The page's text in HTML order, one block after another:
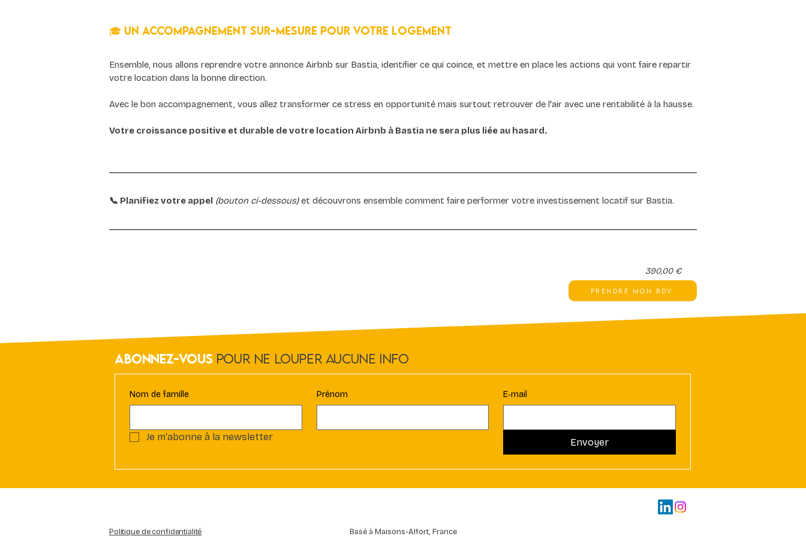
🎓 Un accompagnement sur-mesure pour votre logement
Ensemble, nous allons reprendre votre annonce Airbnb sur Bastia, identifier ce qui coince, et mettre en place les actions qui vont faire repartir
votre location dans la bonne direction.
Avec le bon accompagnement, vous allez transformer ce stress en opportunité mais surtout retrouver de l'air avec une rentabilité à la hausse.
Votre croissance positive et durable de votre location Airbnb à Bastia ne sera plus liée au hasard.
📞 Planifiez votre appel (bouton ci-dessous) et découvrons ensemble comment faire performer votre investissement locatif sur Bastia.
390,00 €
Prendre mon RDV
Abonnez-vous Pour Ne louper aucune info
Nom de famille Prénom E‑mail
Je m'abonne à la newsletter Envoyer
Politique de confidentialité Basé à Maisons-Alfort, France